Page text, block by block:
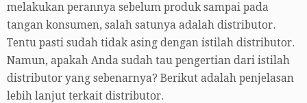
melakukan perannya sebelum produk sampai pada
tangan konsumen, salah satunya adalah distributor.
Tentu pasti sudah tidak asing dengan istilah distributor.
Namun, apakah Anda sudah tau pengertian dari istilah
distributor yang sebenarnya? Berikut adalah penjelasan
lebih lanjut terkait distributor.